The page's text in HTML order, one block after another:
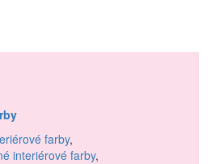
farby,
interiérové farby,